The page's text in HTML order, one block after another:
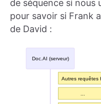
de séquence si nous
pour savoir si Frank
de David :